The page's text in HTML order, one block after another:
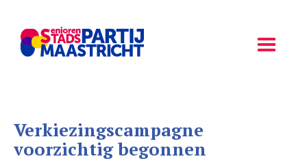
Verkiezingscampagne
voorzichtig begonnen